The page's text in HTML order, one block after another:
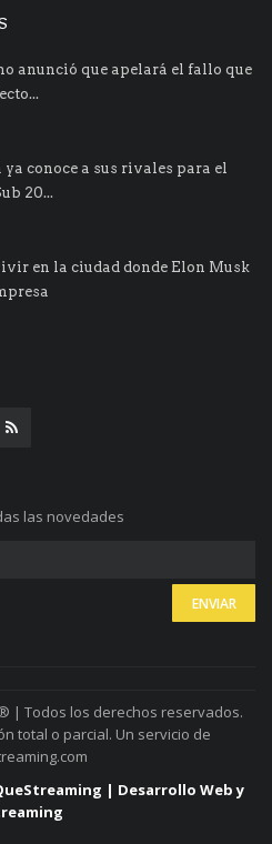
anunció que apelará el fallo que
conoce a sus rivales para el
20...
en la ciudad donde Elon Musk
las novedades
| Todos los derechos reservados.
total o parcial. Un servicio de
| Desarrollo Web y